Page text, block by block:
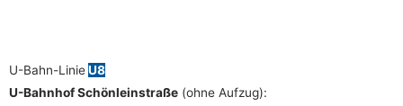
U-Bahn-LinieU8
U-Bahnhof Schönleinstraße (ohne Aufzug):